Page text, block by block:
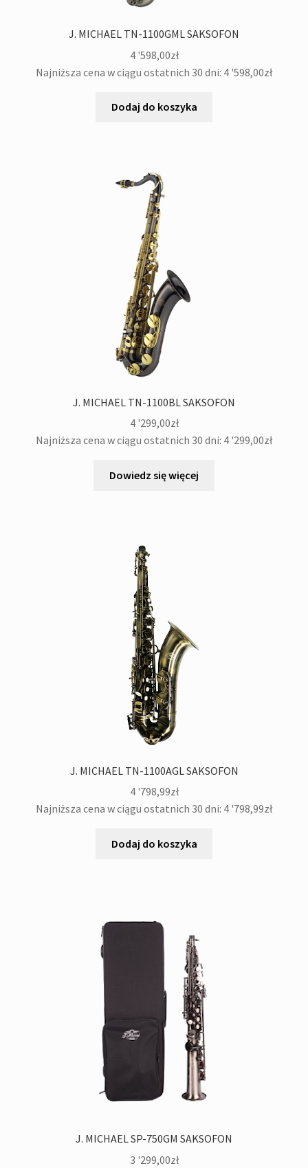
J. MICHAEL TN-1100GML SAKSOFON
4 '598,00zł
Najniższa cena w ciągu ostatnich 30 dni: 4 '598,00zł
Dodaj do koszyka
J. MICHAEL TN-1100BL SAKSOFON
4 '299,00zł
Najniższa cena w ciągu ostatnich 30 dni: 4 '299,00zł
Dowiedz się więcej
J. MICHAEL TN-1100AGL SAKSOFON
4 '798,99zł
Najniższa cena w ciągu ostatnich 30 dni: 4 '798,99zł
Dodaj do koszyka
J. MICHAEL SP-750GM SAKSOFON
3 '299,00zł